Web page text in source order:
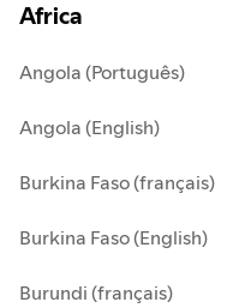
Africa
Angola (Português)
Angola (English)
Burkina Faso (français)
Burkina Faso (English)
Burundi (français)